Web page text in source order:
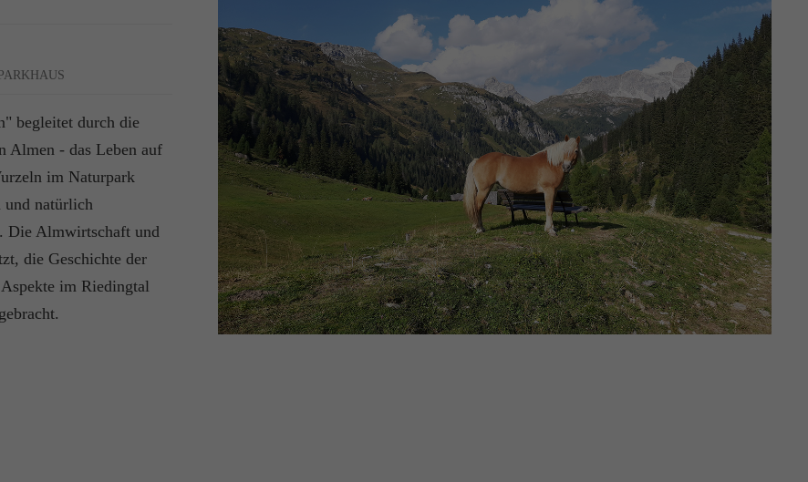
begleitet durch die
Almen - das Leben auf
im Naturpark
und natürlich
Die Almwirtschaft und
die Geschichte der
im Riedingtal